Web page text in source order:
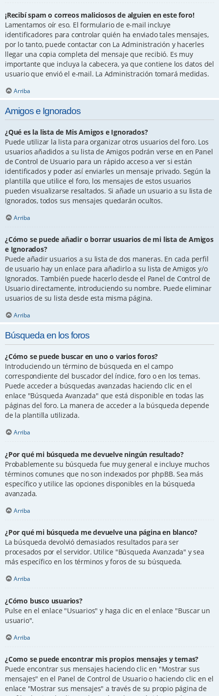
¡Recibí spam o correos maliciosos de alguien en este foro!
Lamentamos oír eso. El formulario de e-mail incluye
identificadores para controlar quién ha enviado tales mensajes,
por lo tanto, puede contactar con La Administración y hacerles
llegar una copia completa del mensaje que recibió. Es muy
importante que incluya la cabecera, ya que contiene los datos del
usuario que envió el e-mail. La Administración tomará medidas.
Arriba
Amigos e Ignorados
¿Qué es la lista de Mis Amigos e Ignorados?
Puede utilizar la lista para organizar otros usuarios del foro. Los
usuarios añadidos a su lista de Amigos podrán verse en en Panel
de Control de Usuario para un rápido acceso a ver si están
identificados y poder así enviarles un mensaje privado. Según la
plantilla que utilice el foro, los mensajes de estos usuarios
pueden visualizarse resaltados. Si añade un usuario a su lista de
Ignorados, todos sus mensajes quedarán ocultos.
Arriba
¿Cómo se puede añadir o borrar usuarios de mi lista de Amigos
e Ignorados?
Puede añadir usuarios a su lista de dos maneras. En cada perfil
de usuario hay un enlace para añadirlo a su lista de Amigos y/o
Ignorados. También puede hacerlo desde el Panel de Control de
Usuario directamente, introduciendo su nombre. Puede eliminar
usuarios de su lista desde esta misma página.
Arriba
Búsqueda en los foros
¿Cómo se puede buscar en uno o varios foros?
Introduciendo un término de búsqueda en el campo
correspondiente del buscador del índice, foro o en los temas.
Puede acceder a búsquedas avanzadas haciendo clic en el
enlace "Búsqueda Avanzada" que está disponible en todas las
páginas del foro. La manera de acceder a la búsqueda depende
de la plantilla utilizada.
Arriba
¿Por qué mi búsqueda me devuelve ningún resultado?
Probablemente su búsqueda fue muy general e incluye muchos
términos comunes que no son indexados por phpBB. Sea más
específico y utilice las opciones disponibles en la búsqueda
avanzada.
Arriba
¿Por qué mi búsqueda me devuelve una página en blanco?
La búsqueda devolvió demasiados resultados para ser
procesados por el servidor. Utilice "Búsqueda Avanzada" y sea
más específico en los términos y foros de su búsqueda.
Arriba
¿Cómo busco usuarios?
Pulse en el enlace "Usuarios" y haga clic en el enlace "Buscar un
usuario".
Arriba
¿Como se puede encontrar mis propios mensajes y temas?
Puede encontrar sus mensajes haciendo clic en "Mostrar sus
mensajes" en el Panel de Control de Usuario o haciendo clic en el
enlace "Mostrar sus mensajes" a través de su propio página de